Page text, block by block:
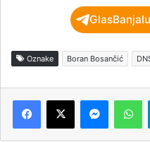
Oznake Boran Bosančić